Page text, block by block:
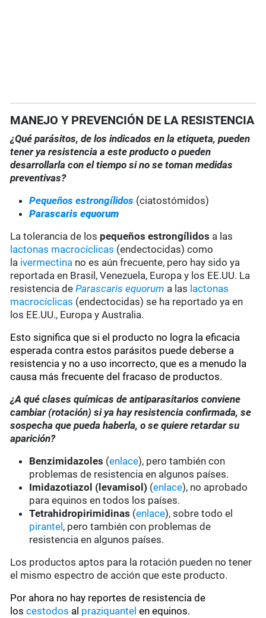
MANEJO Y PREVENCIÓN DE LA RESISTENCIA
¿Qué parásitos, de los indicados en la etiqueta, pueden
tener ya resistencia a este producto o pueden
desarrollarla con el tiempo si no se toman medidas
preventivas?
Pequeños estrongílidos (ciatostómidos)
Parascaris equorum
La tolerancia de los pequeños estrongílidos a las
lactonas macrocíclicas (endectocidas) como
la ivermectina no es aún frecuente, pero hay sido ya
reportada en Brasil, Venezuela, Europa y los EE.UU. La
resistencia deParascaris equorum a las lactonas
macrocíclicas (endectocidas) se ha reportado ya en
los EE.UU., Europa y Australia.
Esto significa que si el producto no logra la eficacia
esperada contra estos parásitos puede deberse a
resistencia y no a uso incorrecto, que es a menudo la
causa más frecuente del fracaso de productos.
¿A qué clases químicas de antiparasitarios conviene
cambiar (rotación) si ya hay resistencia confirmada, se
sospecha que pueda haberla, o se quiere retardar su
aparición?
Benzimidazoles (enlace), pero también con
problemas de resistencia en algunos países.
Imidazotiazol (levamisol) (enlace), no aprobado
para equinos en todos los países.
Tetrahidropirimidinas (enlace), sobre todo el
pirantel , pero también con problemas de
resistencia en algunos países.
Los productos aptos para la rotación pueden no tener
el mismo espectro de acción que este producto.
Por ahora no hay reportes de resistencia de
loscestodos al praziquantel en equinos.